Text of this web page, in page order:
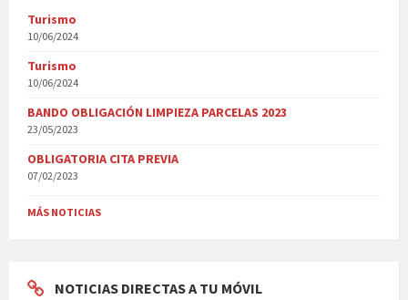
Turismo
10/06/2024
Turismo
10/06/2024
BANDO OBLIGACIÓN LIMPIEZA PARCELAS 2023
23/05/2023
OBLIGATORIA CITA PREVIA
07/02/2023
MÁS NOTICIAS
NOTICIAS DIRECTAS A TU MÓVIL